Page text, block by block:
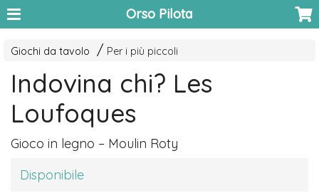
Orso Pilota
Giochi da tavolo Per i più piccoli
Indovina chi? Les
Loufoques
Gioco in legno – Moulin Roty
Disponibile